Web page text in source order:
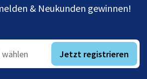
& Neukunden gewinnen!
Jetzt registrieren